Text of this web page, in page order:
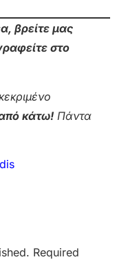
βρείτε μας
στο
κάτω! Πάντα
Required